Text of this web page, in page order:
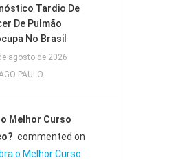
Tardio De
De Pulmão
No Brasil
agosto de 2026
PAULO
o Melhor Curso
commented on
o Melhor Curso